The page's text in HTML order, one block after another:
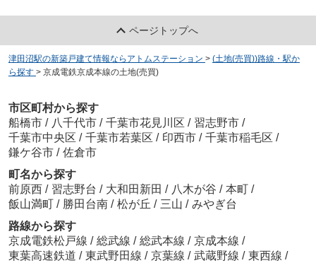
ページトップへ
津田沼駅の新築戸建て情報ならアトムステーション > (土地(売買))路線・駅か
ら探す > 京成電鉄京成本線の土地(売買)
市区町村から探す
船橋市 / 八千代市 / 千葉市花見川区 / 習志野市 /
千葉市中央区 / 千葉市若葉区 / 印西市 / 千葉市稲毛区 /
鎌ケ谷市 / 佐倉市
町名から探す
前原西 / 習志野台 / 大和田新田 / 八木が谷 / 本町 /
飯山満町 / 勝田台南 / 松が丘 / 三山 / みやぎ台
路線から探す
京成電鉄松戸線 / 総武線 / 総武本線 / 京成本線 /
東葉高速鉄道 / 東武野田線 / 京葉線 / 武蔵野線 / 東西線 /